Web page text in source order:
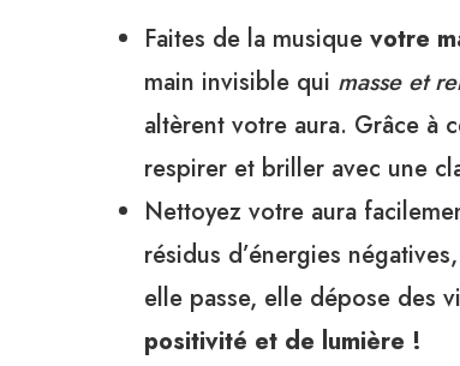
Faites de la musique votre
main invisible qui masse et
altèrent votre aura. Grâce à
respirer et briller avec une
Nettoyez votre aura
résidus d’énergies négatives,
elle passe, elle dépose des
positivité et de lumière !